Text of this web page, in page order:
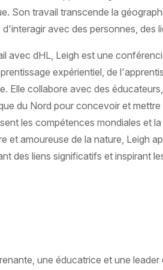
Son travail transcende la
avec des personnes, des
avec dHL, Leigh est une
expérientiel, de
Elle collabore avec des
du Nord pour concevoir et
les compétences mondiales et
et amoureuse de la nature, Leigh
des liens significatifs et inspirant
une éducatrice et une